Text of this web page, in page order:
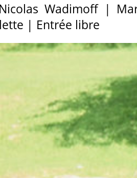
Wadimoff |
| Entrée libre